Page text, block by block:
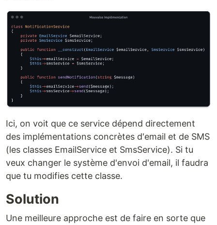
Ici, on voit que ce service dépend directement
des implémentations concrètes d'email et de SMS
(les classes EmailService et SmsService). Si tu
veux changer le système d'envoi d'email, il faudra
que tu modifies cette classe.
Solution
Une meilleure approche est de faire en sorte que